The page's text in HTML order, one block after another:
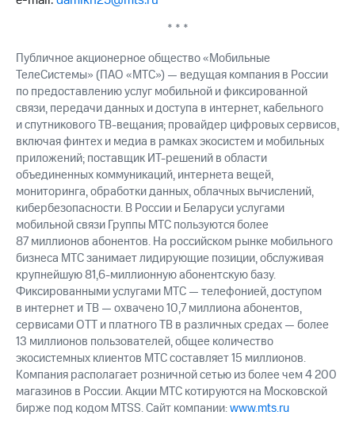
Описание
Еврооблигации-2023
Уведомление
о
погашении
именных
облигаций
Другое
Регистратор
Реквизиты
Контакты
развитие
деловая этика
На главную
* * *
Публичное акционерное общество «Мобильные
ТелеСистемы» (ПАО «МТС») — ведущая компания в России
по предоставлению услуг мобильной и фиксированной
связи, передачи данных и доступа в интернет, кабельного
и спутникового ТВ-вещания; провайдер цифровых сервисов,
включая финтех и медиа в рамках экосистем и мобильных
приложений; поставщик ИТ-решений в области
объединенных коммуникаций, интернета вещей,
мониторинга, обработки данных, облачных вычислений,
кибербезопасности. В России и Беларуси услугами
мобильной связи Группы МТС пользуются более
87 миллионов абонентов. На российском рынке мобильного
бизнеса МТС занимает лидирующие позиции, обслуживая
крупнейшую 81,6-миллионную абонентскую базу.
Фиксированными услугами МТС — телефонией, доступом
в интернет и ТВ — охвачено 10,7 миллиона абонентов,
сервисами OTT и платного ТВ в различных средах — более
13 миллионов пользователей, общее количество
экосистемных клиентов МТС составляет 15 миллионов.
Компания располагает розничной сетью из более чем 4 200
магазинов в России. Акции МТС котируются на Московской
бирже под кодом MTSS. Сайт компании:www.mts.ru